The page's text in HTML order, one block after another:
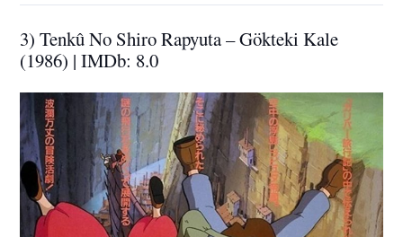
3) Tenkû No Shiro Rapyuta – Gökteki Kale
(1986) | IMDb: 8.0